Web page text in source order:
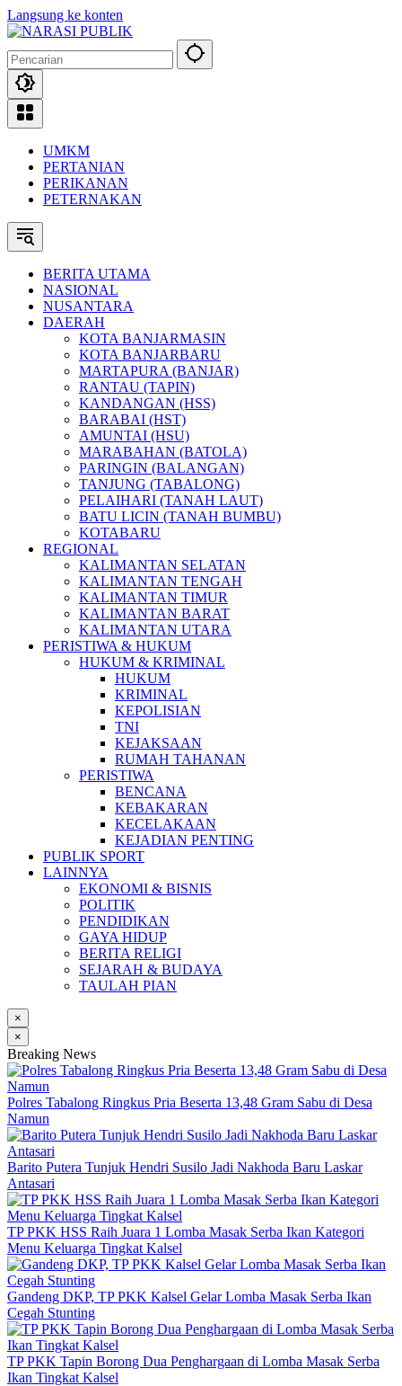
Langsung ke konten
UMKM
PERTANIAN
PERIKANAN
PETERNAKAN
BERITA UTAMA
NASIONAL
NUSANTARA
DAERAH
KOTA BANJARMASIN
KOTA BANJARBARU
MARTAPURA (BANJAR)
RANTAU (TAPIN)
KANDANGAN (HSS)
BARABAI (HST)
AMUNTAI (HSU)
MARABAHAN (BATOLA)
PARINGIN (BALANGAN)
TANJUNG (TABALONG)
PELAIHARI (TANAH LAUT)
BATU LICIN (TANAH BUMBU)
KOTABARU
REGIONAL
KALIMANTAN SELATAN
KALIMANTAN TENGAH
KALIMANTAN TIMUR
KALIMANTAN BARAT
KALIMANTAN UTARA
PERISTIWA & HUKUM
HUKUM & KRIMINAL
HUKUM
KRIMINAL
KEPOLISIAN
TNI
KEJAKSAAN
RUMAH TAHANAN
PERISTIWA
BENCANA
KEBAKARAN
KECELAKAAN
KEJADIAN PENTING
PUBLIK SPORT
LAINNYA
EKONOMI & BISNIS
POLITIK
PENDIDIKAN
GAYA HIDUP
BERITA RELIGI
SEJARAH & BUDAYA
TAULAH PIAN
×
×
Breaking News
Polres Tabalong Ringkus Pria Beserta 13,48 Gram Sabu di Desa
Namun
Barito Putera Tunjuk Hendri Susilo Jadi Nakhoda Baru Laskar
Antasari
TP PKK HSS Raih Juara 1 Lomba Masak Serba Ikan Kategori
Menu Keluarga Tingkat Kalsel
Gandeng DKP, TP PKK Kalsel Gelar Lomba Masak Serba Ikan
Cegah Stunting
TP PKK Tapin Borong Dua Penghargaan di Lomba Masak Serba
Ikan Tingkat Kalsel